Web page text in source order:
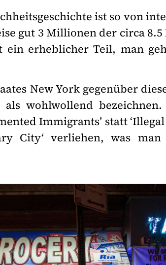
ist so von
gut 3 Millionen der circa
ein erheblicher Teil, man
New York gegenüber
als wohlwollend
Immigrants’ statt
City‘ verliehen, was man